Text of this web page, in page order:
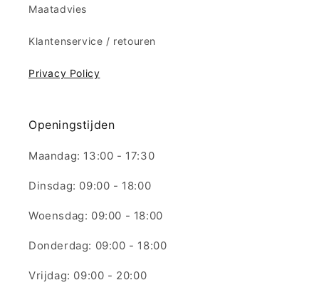
Maatadvies
Klantenservice / retouren
Privacy Policy
Openingstijden
Maandag: 13:00 - 17:30
Dinsdag: 09:00 - 18:00
Woensdag: 09:00 - 18:00
Donderdag: 09:00 - 18:00
Vrijdag: 09:00 - 20:00